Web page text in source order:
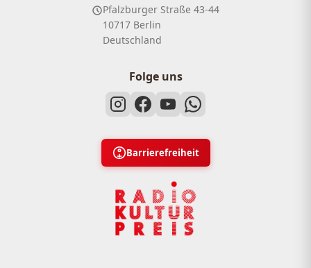
Pfalzburger Straße 43-44
10717 Berlin
Deutschland
Folge uns
Barrierefreiheit